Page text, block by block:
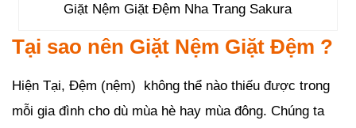
Giặt Nệm Giặt Đệm Nha Trang Sakura
Tại sao nên Giặt Nệm Giặt Đệm ?
Hiện Tại, Đệm (nệm) không thể nào thiếu được trong
mỗi gia đình cho dù mùa hè hay mùa đông. Chúng ta